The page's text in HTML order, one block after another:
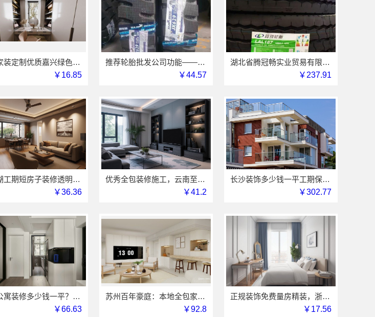
专业家装定制优质嘉兴绿色之家建材科技有限公司
￥16.85
推荐轮胎批发公司功能——湖北省腾冠畅实业贸易有限公司
￥44.57
湖北省腾冠畅实业贸易有限公司专业轮胎批发平台解决方案
￥237.91
东西湖工期短房子装修透明报价本地快装（湖北）科技有限公司
￥36.36
优秀全包装修施工，云南至高新型建材有限公司标准化工艺保障
￥41.2
长沙装饰多少钱一平工期保障，湖南创益讯建筑有限公司
￥302.77
滨湖公寓装修多少钱一平？无锡亿莱居装饰工程材料有限公司透明报价
￥66.63
苏州百年豪庭：本地全包家装施工报价新房参考
￥92.8
正规装饰免费量房精装，浙江臻美新型建材有限公司品质之选
￥17.56